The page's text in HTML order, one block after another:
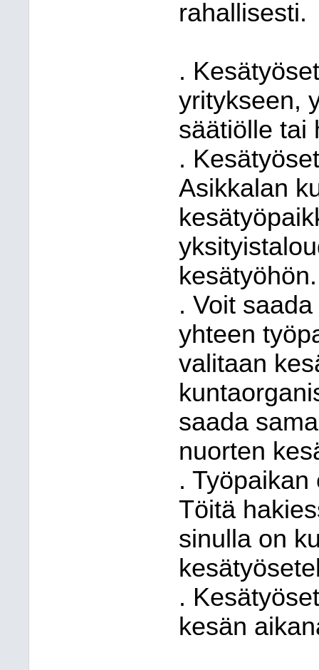
rahallisesti.
.
yritykseen,
säätiölle tai
.
Asikkalan
kesätyöhön.
. Voit
yhteen
valitaan
saada
nuorten
.
Töitä
sinulla on
.
kesän